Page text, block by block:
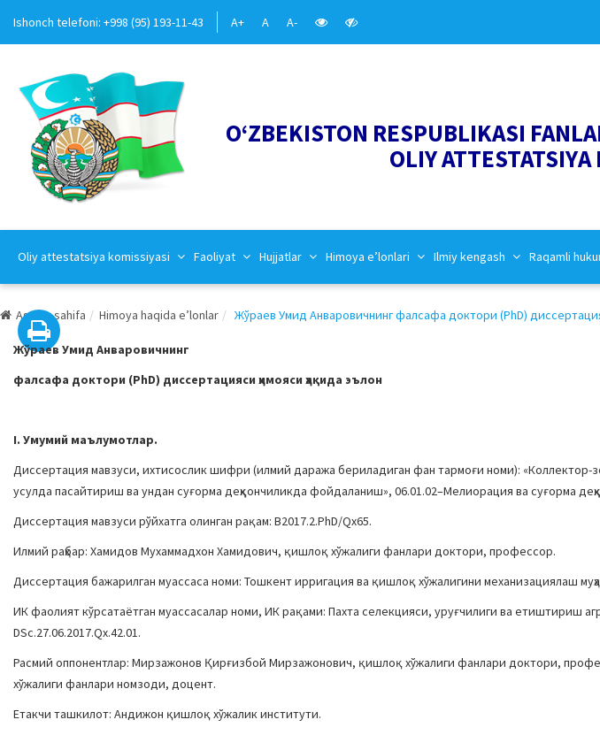
Ishonch telefoni: +998 (95) 193-11-43 A+ A A-
O‘ZBEKISTON RESPUBLIKASI
OLIY
Oliy attestatsiya komissiyasi Faoliyat Hujjatlar Himoya e’lonlari Ilmiy kengash Raqamli
Asosiy sahifa Himoya haqida e’lonlar Жўраев Умид Анваровичнинг фалсафа доктори (PhD)
Жўраев Умид Анваровичнинг
фалсафа доктори (PhD) диссертацияси ҳимояси ҳақида эълон
I. Умумий маълумотлар.
Диссертация мавзуси, ихтисослик шифри (илмий даража бериладиган фан тармоғи номи): «Коллектор-
усулда пасайтириш ва ундан суғорма деҳқончиликда фойдаланиш», 06.01.02–Мелиорация ва суғорма
Диссертация мавзуси рўйхатга олинган рақам: B2017.2.PhD/Qx65.
Илмий раҳбар: Хамидов Мухаммадхон Хамидович, қишлоқ хўжалиги фанлари доктори, профессор.
Диссертация бажарилган муассаса номи: Тошкент ирригация ва қишлоқ хўжалигини механизациялаш
ИК фаолият кўрсатаётган муассасалар номи, ИК рақами: Пахта селекцияси, уруғчилиги ва етиштириш
DSc.27.06.2017.Qx.42.01.
Расмий оппонентлар: Мирзажонов Қирғизбой Мирзажонович, қишлоқ хўжалиги фанлари доктори,
хўжалиги фанлари номзоди, доцент.
Етакчи ташкилот: Андижон қишлоқ хўжалик институти.